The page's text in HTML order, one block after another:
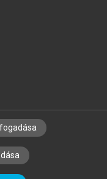
ALAPELVEK